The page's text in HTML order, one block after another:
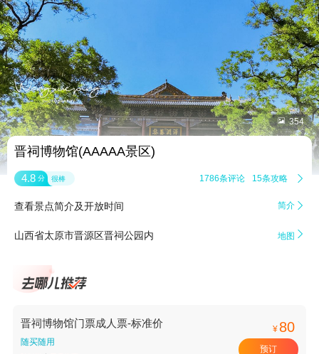
 354
晋祠博物馆(AAAAA景区)
4.8 分 很棒 1786条评论 15条攻略 
查看景点简介及开放时间 简介 
山西省太原市晋源区晋祠公园内 地图 
晋祠博物馆门票成人票-标准价
随买随用
¥ 80
预订
